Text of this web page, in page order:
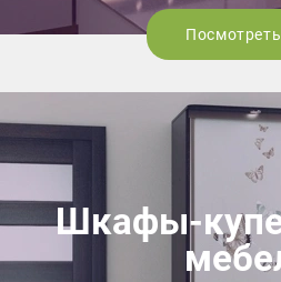
Шкафы-купе